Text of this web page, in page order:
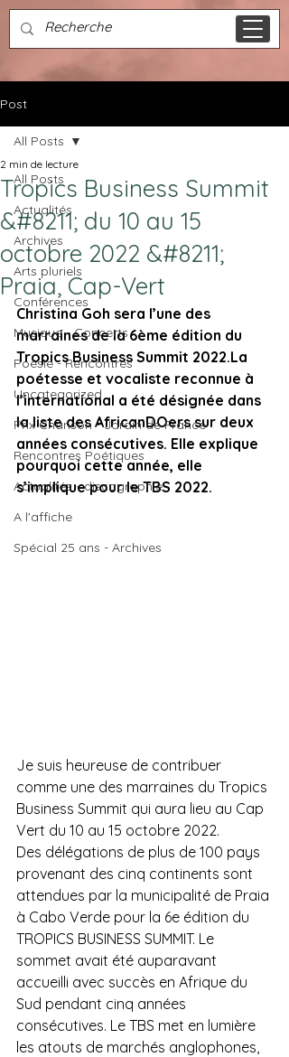
Post
All Posts
Actualités
Archives
Arts pluriels
Conférences
Musique - Concerts
Poésie - Rencontres
Uncategorized
Prix Chanson - Jardin de France
Rencontres Poétiques
Actualités - discographie
A l'affiche
Spécial 25 ans - Archives
All Posts
Tropics Business Summit
&#8211; du 10 au 15
octobre 2022 &#8211;
Praia, Cap-Vert
2 min de lecture
Christina Goh sera l’une des
marraines de la 6ème édition du
Tropics Business Summit 2022.La
poétesse et vocaliste reconnue à
l’international a été désignée dans
la liste des AfricanDOers sur deux
années consécutives. Elle explique
pourquoi cette année, elle
s’implique pour le TBS 2022.
Je suis heureuse de contribuer
comme une des marraines du Tropics
Business Summit qui aura lieu au Cap
Vert du 10 au 15 octobre 2022.
Des délégations de plus de 100 pays
provenant des cinq continents sont
attendues par la municipalité de Praia
à Cabo Verde pour la 6e édition du
TROPICS BUSINESS SUMMIT. Le
sommet avait été auparavant
accueilli avec succès en Afrique du
Sud pendant cinq années
consécutives. Le TBS met en lumière
les atouts de marchés anglophones,